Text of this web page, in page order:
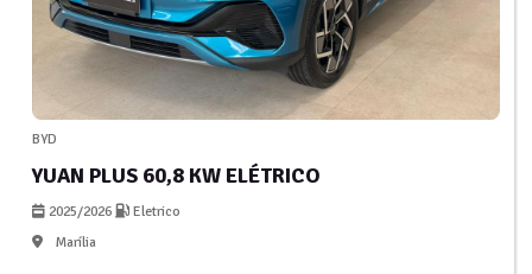
BYD
YUAN PLUS 60,8 KW ELÉTRICO
2025/2026
Eletrico
Marília